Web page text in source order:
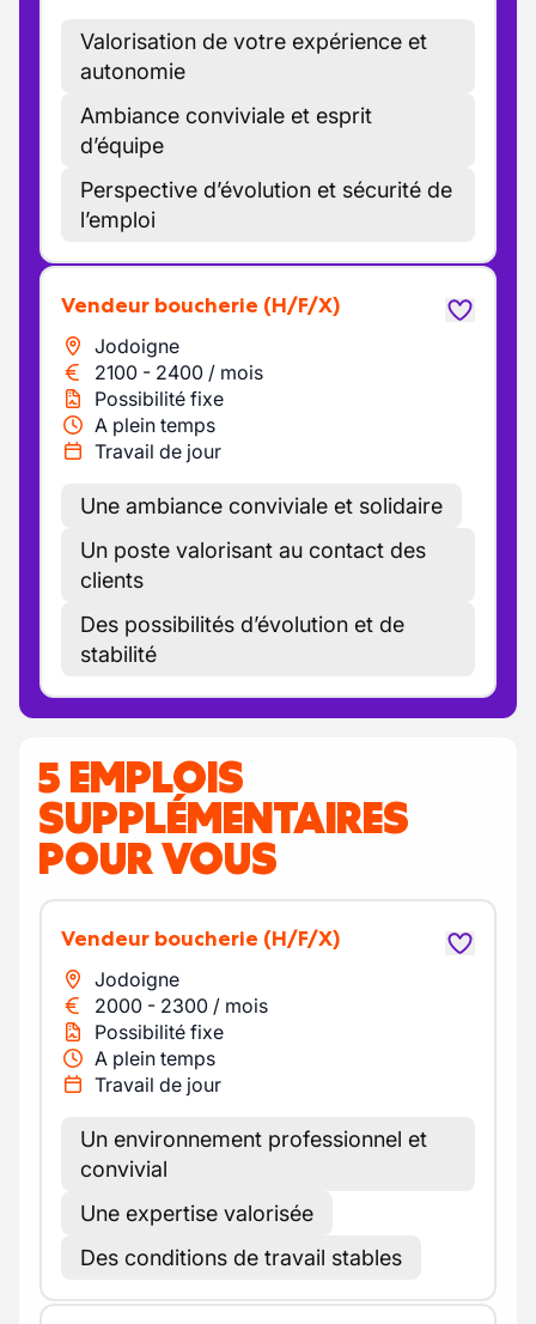
Valorisation de votre expérience et
autonomie
Ambiance conviviale et esprit
d’équipe
Perspective d’évolution et sécurité de
l’emploi
Vendeur boucherie (H/F/X)
Jodoigne
2100 - 2400 / mois
Possibilité fixe
A plein temps
Travail de jour
Une ambiance conviviale et solidaire
Un poste valorisant au contact des
clients
Des possibilités d’évolution et de
stabilité
5 EMPLOIS
SUPPLÉMENTAIRES
POUR VOUS
Vendeur boucherie (H/F/X)
Jodoigne
2000 - 2300 / mois
Possibilité fixe
A plein temps
Travail de jour
Un environnement professionnel et
convivial
Une expertise valorisée
Des conditions de travail stables